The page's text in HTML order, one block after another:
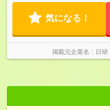
気になる！
掲載元企業名 日